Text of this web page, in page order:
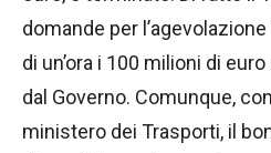
domande per
di un’ora i 100 milioni di
dal Governo. Comunque,
ministero dei Trasporti, il